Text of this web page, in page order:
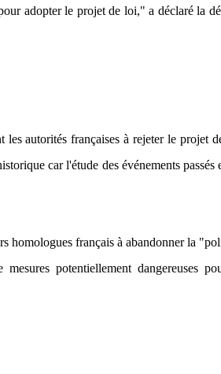
adopter le projet de loi," a déclaré la
les autorités françaises à rejeter le projet
car l'étude des événements passés
homologues français à abandonner la
potentiellement dangereuses